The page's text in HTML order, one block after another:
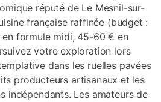
réputé de Le Mesnil-sur-
française raffinée (budget :
formule midi, 45-60 € en
votre exploration lors
dans les ruelles pavées
producteurs artisanaux et les
indépendants. Les amateurs de